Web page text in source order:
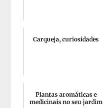
Carqueja, curiosidades
Plantas aromáticas e
medicinais no seu jardim